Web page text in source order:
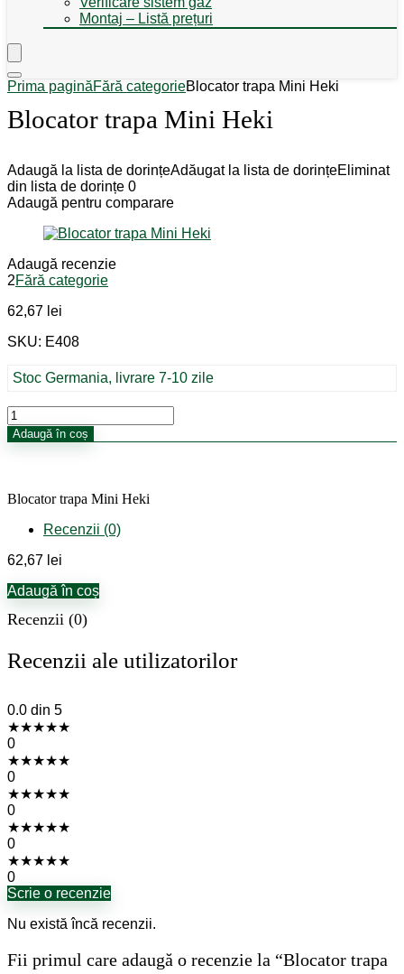
Montaj – Listă prețuri
Prima paginăFără categorieBlocator trapa Mini Heki
Blocator trapa Mini Heki
Adaugă la lista de dorințeAdăugat la lista de dorințeEliminat
din lista de dorințe 0
Adaugă pentru comparare
Adaugă recenzie
2Fără categorie
62,67 lei
SKU: E408
Stoc Germania, livrare 7-10 zile
Cantitate
Blocator
trapa
Adaugă în coș
Blocator trapa Mini Heki
Recenzii (0)
62,67 lei
Adaugă în coș
Recenzii (0)
Recenzii ale utilizatorilor
0.0 din 5
★★★★★
0
★★★★★
0
★★★★★
0
★★★★★
0
★★★★★
0
Scrie o recenzie
Nu există încă recenzii.
Fii primul care adaugă o recenzie la “Blocator trapa